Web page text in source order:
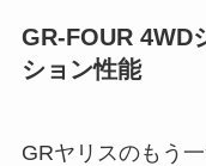
GR-FOUR 4WD
ション性能
GRヤリスのもう